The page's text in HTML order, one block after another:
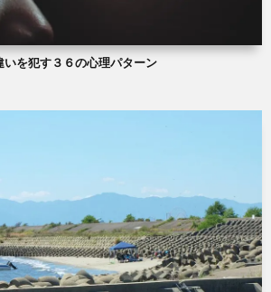
を犯す３６の心理パターン